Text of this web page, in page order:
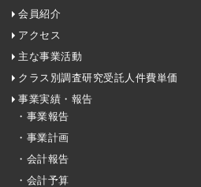
会員紹介
アクセス
主な事業活動
クラス別調査研究受託人件費単価
事業実績・報告
・事業報告
・事業計画
・会計報告
・会計予算